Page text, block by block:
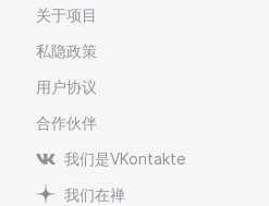
关于项目
私隐政策
用户协议
合作伙伴
我们是VKontakte
我们在禅